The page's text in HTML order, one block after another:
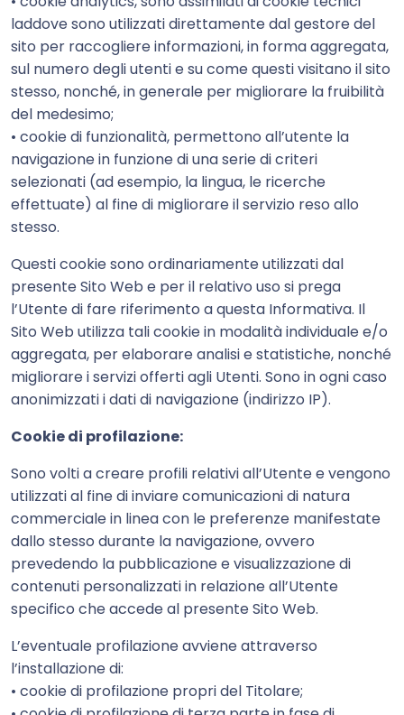
laddove sono utilizzati direttamente dal gestore del
sito per raccogliere informazioni, in forma aggregata,
sul numero degli utenti e su come questi visitano il sito
stesso, nonché, in generale per migliorare la fruibilità
del medesimo;
• cookie di funzionalità, permettono all’utente la
navigazione in funzione di una serie di criteri
selezionati (ad esempio, la lingua, le ricerche
effettuate) al fine di migliorare il servizio reso allo
stesso.
Questi cookie sono ordinariamente utilizzati dal
presente Sito Web e per il relativo uso si prega
l’Utente di fare riferimento a questa Informativa. Il
Sito Web utilizza tali cookie in modalità individuale e/o
aggregata, per elaborare analisi e statistiche, nonché
migliorare i servizi offerti agli Utenti. Sono in ogni caso
anonimizzati i dati di navigazione (indirizzo IP).
Cookie di profilazione:
Sono volti a creare profili relativi all’Utente e vengono
utilizzati al fine di inviare comunicazioni di natura
commerciale in linea con le preferenze manifestate
dallo stesso durante la navigazione, ovvero
prevedendo la pubblicazione e visualizzazione di
contenuti personalizzati in relazione all’Utente
specifico che accede al presente Sito Web.
L’eventuale profilazione avviene attraverso
l’installazione di:
• cookie di profilazione propri del Titolare;